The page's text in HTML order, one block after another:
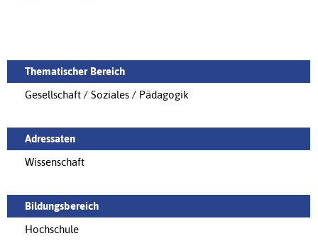
Thematischer Bereich
Gesellschaft / Soziales / Pädagogik
Adressaten
Wissenschaft
Bildungsbereich
Hochschule